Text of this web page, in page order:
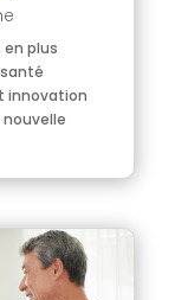
en plus
innovation